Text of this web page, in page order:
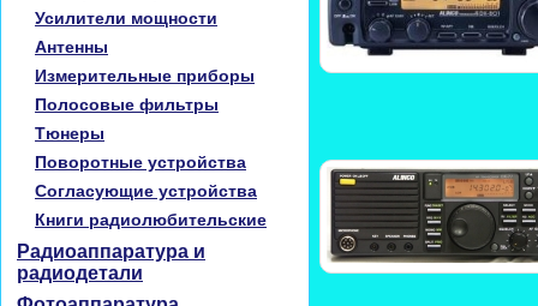
Усилители мощности
Антенны
Измерительные приборы
Полосовые фильтры
Тюнеры
Поворотные устройства
Согласующие устройства
Книги радиолюбительские
Радиоаппаратура и
радиодетали